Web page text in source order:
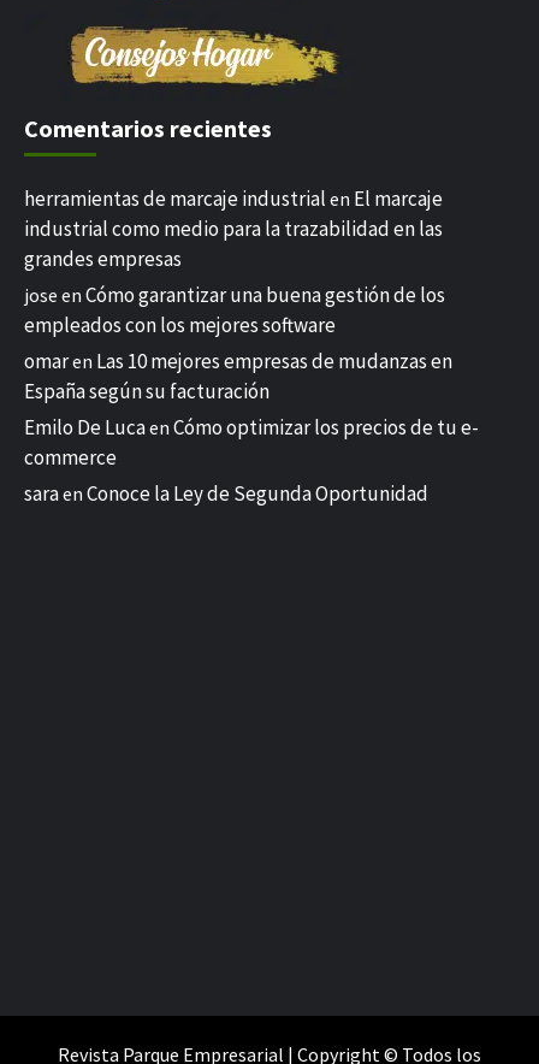
Comentarios recientes
herramientas de marcaje industrial en El marcaje
industrial como medio para la trazabilidad en las
grandes empresas
jose en Cómo garantizar una buena gestión de los
empleados con los mejores software
omaren Las 10 mejores empresas de mudanzas en
España según su facturación
Emilo De Lucaen Cómo optimizar los precios de tu e-
commerce
saraen Conoce la Ley de Segunda Oportunidad
Revista Parque Empresarial | Copyright © Todos los